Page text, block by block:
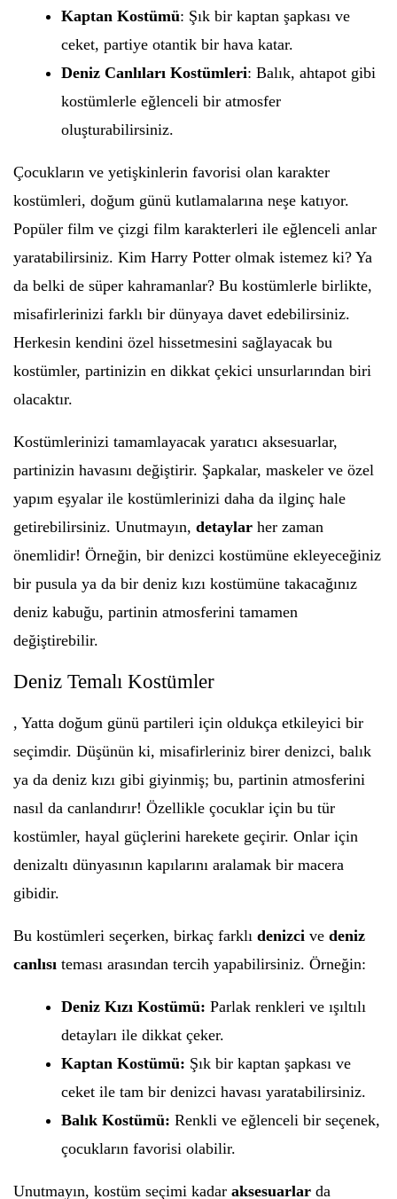
Kaptan Kostümü: Şık bir kaptan şapkası ve
ceket, partiye otantik bir hava katar.
Deniz Canlıları Kostümleri: Balık, ahtapot gibi
kostümlerle eğlenceli bir atmosfer
oluşturabilirsiniz.
Çocukların ve yetişkinlerin favorisi olan karakter
kostümleri, doğum günü kutlamalarına neşe katıyor.
Popüler film ve çizgi film karakterleri ile eğlenceli anlar
yaratabilirsiniz. Kim Harry Potter olmak istemez ki? Ya
da belki de süper kahramanlar? Bu kostümlerle birlikte,
misafirlerinizi farklı bir dünyaya davet edebilirsiniz.
Herkesin kendini özel hissetmesini sağlayacak bu
kostümler, partinizin en dikkat çekici unsurlarından biri
olacaktır.
Kostümlerinizi tamamlayacak yaratıcı aksesuarlar,
partinizin havasını değiştirir. Şapkalar, maskeler ve özel
yapım eşyalar ile kostümlerinizi daha da ilginç hale
getirebilirsiniz. Unutmayın, detaylar her zaman
önemlidir! Örneğin, bir denizci kostümüne ekleyeceğiniz
bir pusula ya da bir deniz kızı kostümüne takacağınız
deniz kabuğu, partinin atmosferini tamamen
değiştirebilir.
Deniz Temalı Kostümler
, Yatta doğum günü partileri için oldukça etkileyici bir
seçimdir. Düşünün ki, misafirleriniz birer denizci, balık
ya da deniz kızı gibi giyinmiş; bu, partinin atmosferini
nasıl da canlandırır! Özellikle çocuklar için bu tür
kostümler, hayal güçlerini harekete geçirir. Onlar için
denizaltı dünyasının kapılarını aralamak bir macera
gibidir.
Bu kostümleri seçerken, birkaç farklı denizci ve deniz
canlısı teması arasından tercih yapabilirsiniz. Örneğin:
Deniz Kızı Kostümü: Parlak renkleri ve ışıltılı
detayları ile dikkat çeker.
Kaptan Kostümü: Şık bir kaptan şapkası ve
ceket ile tam bir denizci havası yaratabilirsiniz.
Balık Kostümü: Renkli ve eğlenceli bir seçenek,
çocukların favorisi olabilir.
Unutmayın, kostüm seçimi kadar aksesuarlar da